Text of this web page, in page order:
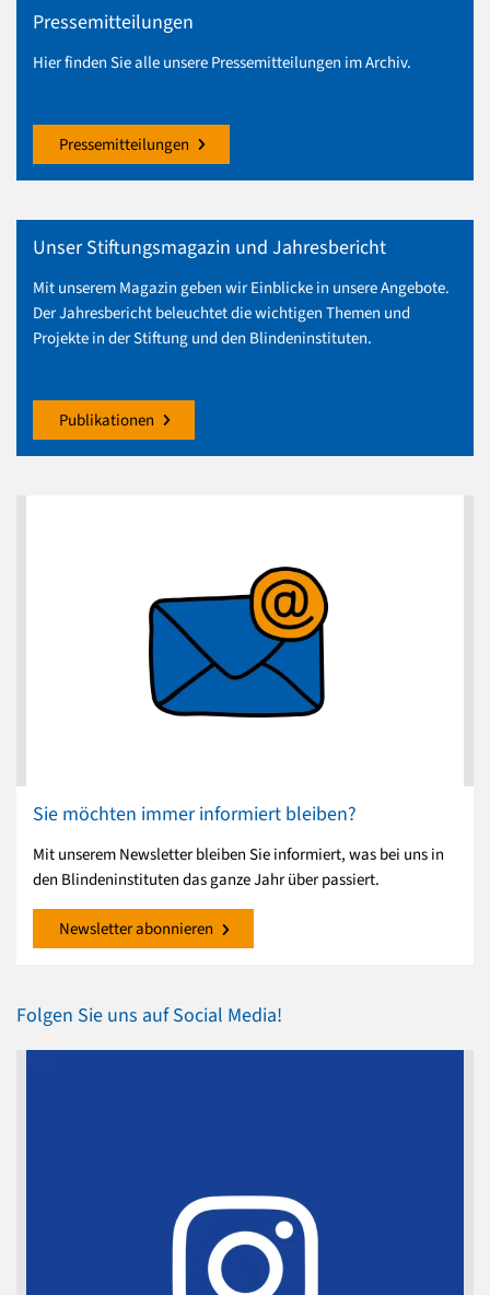
Pressemitteilungen
Hier finden Sie alle unsere Pressemitteilungen im Archiv.
Pressemitteilungen
Unser Stiftungsmagazin und Jahresbericht
Mit unserem Magazin geben wir Einblicke in unsere Angebote.
Der Jahresbericht beleuchtet die wichtigen Themen und
Projekte in der Stiftung und den Blindeninstituten.
Publikationen
Sie möchten immer informiert bleiben?
Mit unserem Newsletter bleiben Sie informiert, was bei uns in
den Blindeninstituten das ganze Jahr über passiert.
Newsletter abonnieren
Folgen Sie uns auf Social Media!